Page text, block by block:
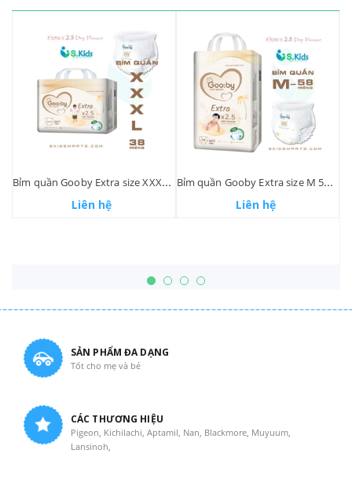
Bỉm quần Gooby Extra size XXXL 38 miếng
Liên hệ
Bỉm quần Gooby Extra size M 58 miếng
Liên hệ
SẢN PHẨM ĐA DẠNG
Tốt cho mẹ và bé
CÁC THƯƠNG HIỆU
Pigeon, Kichilachi, Aptamil, Nan, Blackmore, Muyuum,
Lansinoh,